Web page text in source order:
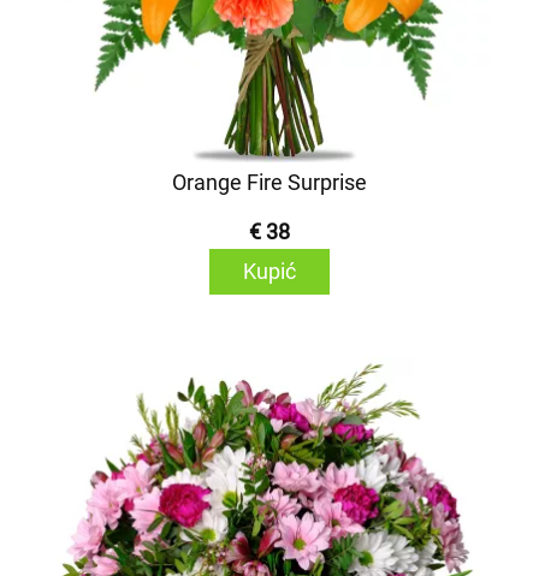
Orange Fire Surprise
€ 38
Kupić